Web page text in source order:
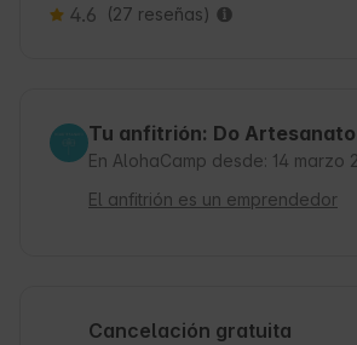
4.6 (27 reseñas)
Tu anfitrión: Do Artesanato
En AlohaCamp desde: 14 marzo
El anfitrión es un emprendedor
Cancelación gratuita